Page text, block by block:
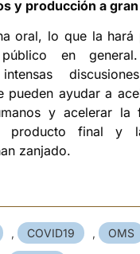
y producción a
oral, lo que la hará
en general.
pueden ayudar a
y acelerar la
producto final y
zanjado.
, COVID19 , OMS